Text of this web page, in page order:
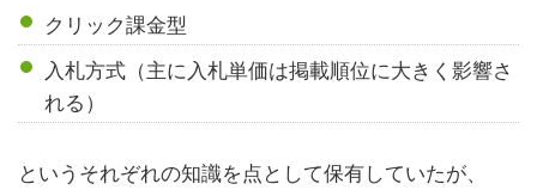
クリック課金型
入札方式（主に入札単価は掲載順位に大きく影響さ
れる）
というそれぞれの知識を点として保有していたが、